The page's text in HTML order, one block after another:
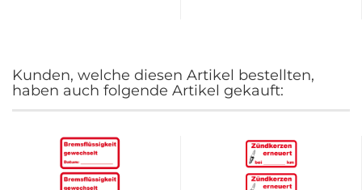
Kunden, welche diesen Artikel bestellten,
haben auch folgende Artikel gekauft: